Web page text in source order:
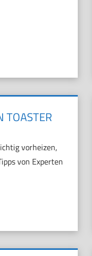
TOASTER
vorheizen,
von Experten